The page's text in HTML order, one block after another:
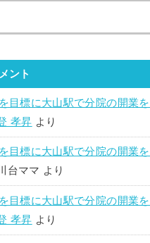
ント
目標に大山駅で分院の開業を
孝昇 より
目標に大山駅で分院の開業を
台ママ より
目標に大山駅で分院の開業を
孝昇 より